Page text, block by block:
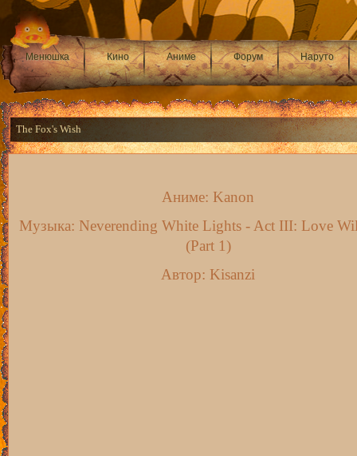
Менюшка Кино Аниме Форум Наруто
The Fox's Wish
Аниме: Kanon
Музыка: Neverending White Lights - Act III: Love
(Part 1)
Автор: Kisanzi